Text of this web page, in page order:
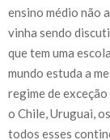
ensino médio não
vinha sendo
que tem uma
mundo estuda a
regime de
o Chile, Uruguai,
todos esses